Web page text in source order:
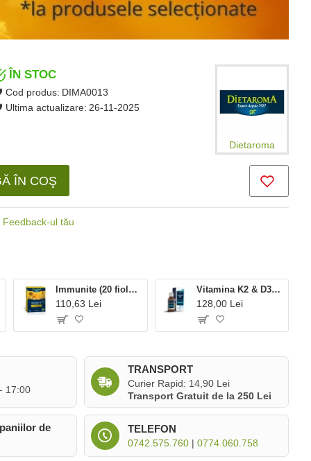
Feedback-ul tău
ÎN STOC
Cod produs: DIMA0013
Ultima actualizare: 26-11-2025
Dietaroma
ÎN COŞ
17:00
TRANSPORT
Curier Rapid: 14,90 Lei
Transport Gratuit de la 250 Lei
de
TELEFON
0742.575.760| 0774.060.758
Immunite (20 fiole x 10 ml), Dietaroma
110,63 Lei
Vitamina K2 & D3 (20 ml), Dietaroma
128,00 Lei